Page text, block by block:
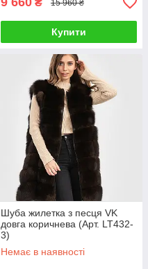
₴ 15 960 ₴
Купити
Шуба жилетка з песця VK
довга коричнева (Арт. LT432-
3)
Немає в наявності